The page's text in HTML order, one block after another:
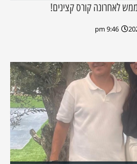
לאחרונה קורס קצינים!
9:46 pm